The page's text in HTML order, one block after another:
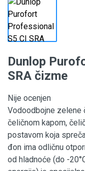
Dunlop
SRA čizme
Nije ocenjen
Vodoodbojne
čeličnom kapom,
postavom koja
đon ima odličnu
od hladnoće (do -